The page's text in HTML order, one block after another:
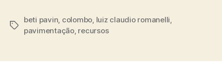
Tags
beti pavin, colombo, luiz claudio romanelli,
pavimentação, recursos